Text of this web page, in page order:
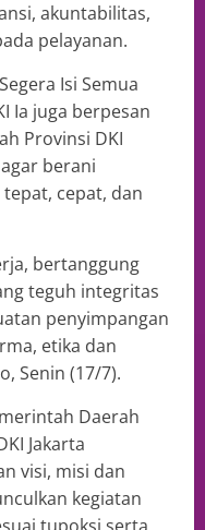
akuntabilitas,
pelayanan.
Isi Semua
Ia juga berpesan
Provinsi DKI
berani
cepat, dan
bertanggung
teguh integritas
penyimpangan
etika dan
Senin (17/7).
Daerah
Jakarta
visi, misi dan
kegiatan